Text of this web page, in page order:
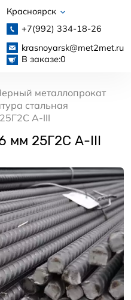
Красноярск
+7(992) 334-18-26
krasnoyarsk@met2met.ru
В заказе:0
металлопрокат
стальная
А-III
мм 25Г2С А-III